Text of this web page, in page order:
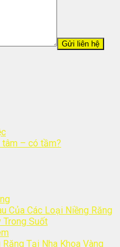
tâm – có tầm?
Của Các Loại Niềng Răng
Trong Suốt
Răng Tại Nha Khoa Vàng